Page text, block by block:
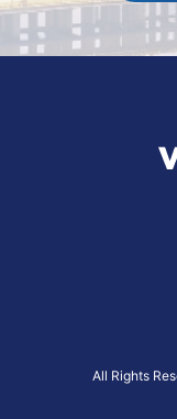
All Rights